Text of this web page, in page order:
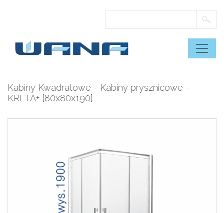
Kabiny Kwadratowe - Kabiny prysznicowe -
KRETA+ [80x80x190]